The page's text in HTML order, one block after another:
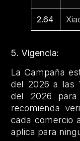
2.64
5. Vigencia:
La Campaña
del 2026 a las
del 2026 para
recomienda
cada comercio
aplica para